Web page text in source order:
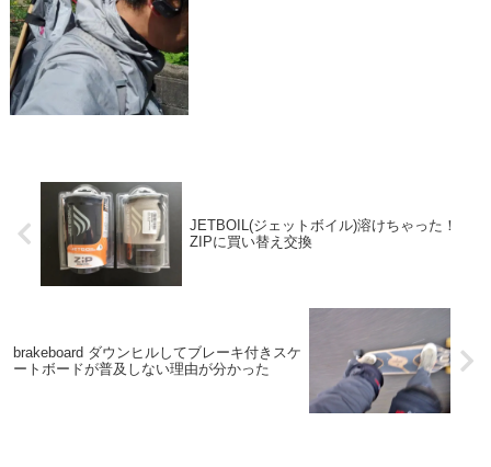
JETBOIL(ジェットボイル)溶けちゃった！
ZIPに買い替え交換
brakeboard ダウンヒルしてブレーキ付きスケ
ートボードが普及しない理由が分かった